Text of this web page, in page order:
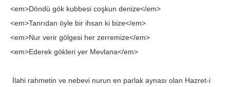
<em>Döndü gök kubbesi coşkun denize</em>
<em>Tanrıdan öyle bir ihsan ki bize</em>
<em>Nur verir gölgesi her zerremize</em>
<em>Ederek gökleri yer Mevlana</em>
İlahi rahmetin ve nebevi nurun en parlak aynası olan Hazret-i